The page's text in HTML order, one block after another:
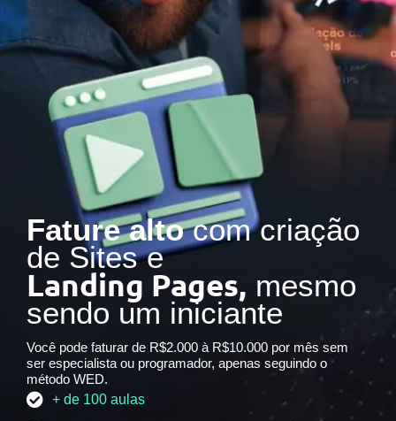
Fature altocom criação
de Sites e
Landing Pages, mesmo
sendo um iniciante
Você pode faturar de R$2.000 à R$10.000 por mês sem
ser especialista ou programador, apenas seguindo o
método WED.
+ de 100 aulas